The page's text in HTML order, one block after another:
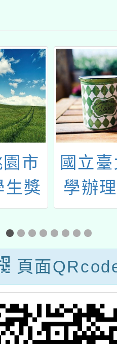
市
生獎
族語
」申
國立
學辦
技輔
工作
頁面